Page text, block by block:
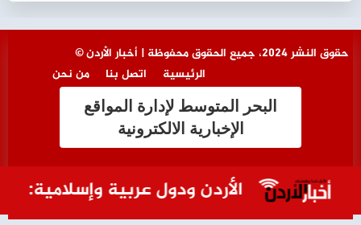
الأردن ودول عربية وإسلامية:
© حقوق النشر 2024، جميع الحقوق محفوظة | أخبار الأردن
من نحن
اتصل بنا الرئيسية
البحر المتوسط لإدارة المواقع
الإخبارية الالكترونية